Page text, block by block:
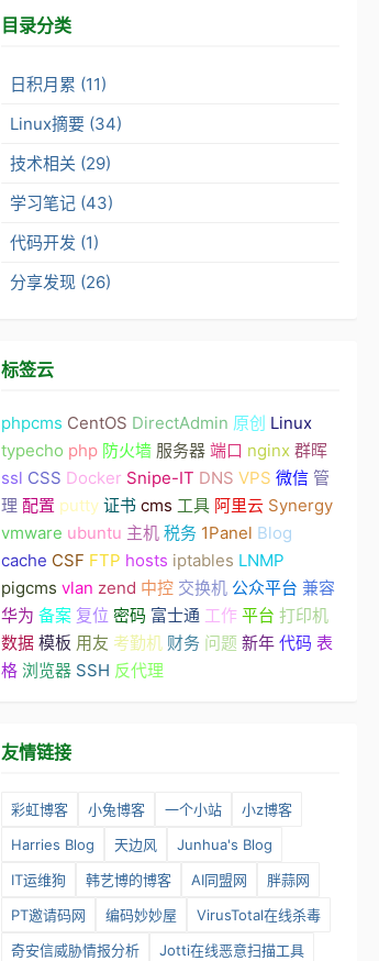
目录分类
日积月累 (11)
Linux摘要 (34)
技术相关 (29)
学习笔记 (43)
代码开发 (1)
分享发现 (26)
标签云
phpcms CentOS DirectAdmin 原创 Linux
typecho php 防火墙 服务器 端口 nginx 群晖
ssl CSS Docker Snipe-IT DNS VPS 微信 管
理 配置 putty 证书 cms 工具 阿里云 Synergy
vmware ubuntu 主机 税务 1Panel Blog
cache CSF FTP hosts iptables LNMP
pigcms vlan zend 中控 交换机 公众平台 兼容
华为 备案 复位 密码 富士通 工作 平台 打印机
数据 模板 用友 考勤机 财务 问题 新年 代码 表
格 浏览器 SSH 反代理
友情链接
彩虹博客 小兔博客 一个小站
小z博客
Harries Blog
天边风
Junhua's Blog
IT运维狗
韩艺博的博客 AI同盟网
胖蒜网
PT邀请码网
编码妙妙屋
VirusTotal在线杀毒
奇安信威胁情报分析
Jotti在线恶意扫描工具